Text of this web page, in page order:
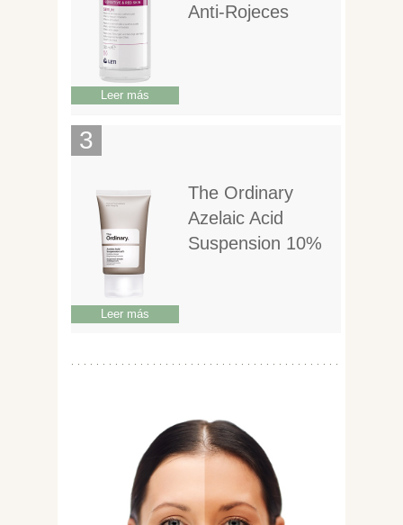
Anti-Rojeces
Leer más
The Ordinary
Azelaic Acid
Suspension 10%
Leer más